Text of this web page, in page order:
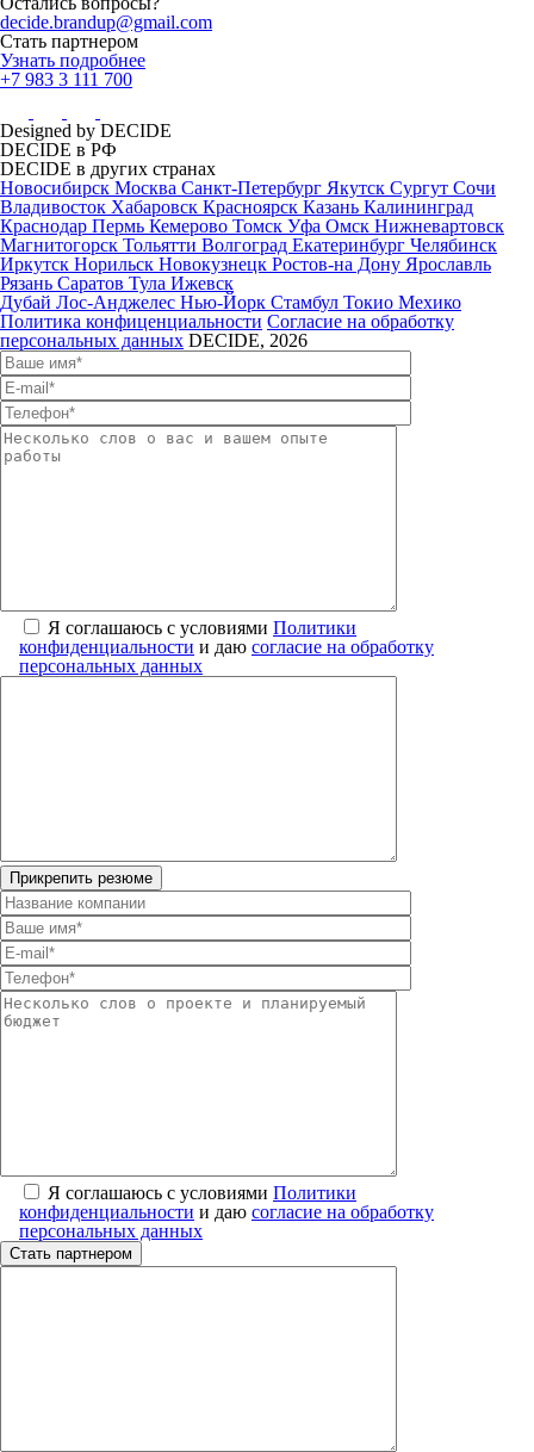
decide.brandup@gmail.com
Стать партнером
Узнать подробнее
+7 983 3 111 700
Designed by DECIDE
DECIDE в РФ
DECIDE в других странах
Новосибирск Москва Санкт-Петербург Якутск Сургут Сочи
Владивосток Хабаровск Красноярск Казань Калининград
Краснодар Пермь Кемерово Томск Уфа Омск Нижневартовск
Магнитогорск Тольятти Волгоград Екатеринбург Челябинск
Иркутск Норильск Новокузнецк Ростов-на Дону Ярославль
Рязань Саратов Тула Ижевск
Дубай Лос-Анджелес Нью-Йорк Стамбул Токио Мехико
Политика конфиценциальности Согласие на обработку
персональных данных DECIDE, 2026
Я соглашаюсь с условиями Политики
конфиденциальности и даю согласие на обработку
персональных данных
Я соглашаюсь с условиями Политики
конфиденциальности и даю согласие на обработку
персональных данных